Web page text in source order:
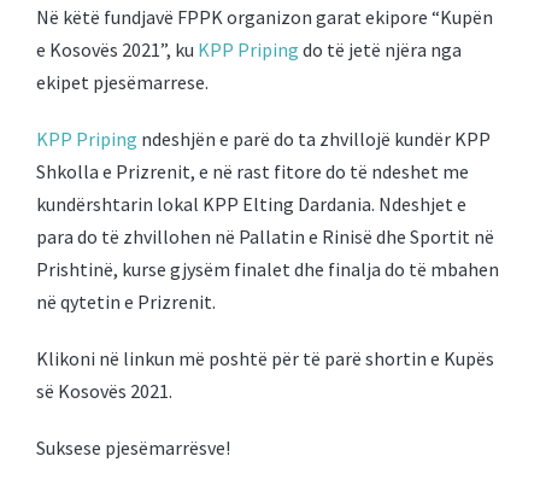
Në këtë fundjavë FPPK organizon garat ekipore “Kupën
e Kosovës 2021”, ku KPP Priping do të jetë njëra nga
ekipet pjesëmarrese.
KPP Priping ndeshjën e parë do ta zhvillojë kundër KPP
Shkolla e Prizrenit, e në rast fitore do të ndeshet me
kundërshtarin lokal KPP Elting Dardania. Ndeshjet e
para do të zhvillohen në Pallatin e Rinisë dhe Sportit në
Prishtinë, kurse gjysëm finalet dhe finalja do të mbahen
në qytetin e Prizrenit.
Klikoni në linkun më poshtë për të parë shortin e Kupës
së Kosovës 2021.
Suksese pjesëmarrësve!